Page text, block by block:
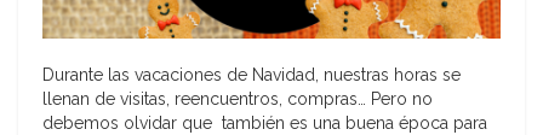
Durante las vacaciones de Navidad, nuestras horas se
llenan de visitas, reencuentros, compras… Pero no
debemos olvidar que también es una buena época para